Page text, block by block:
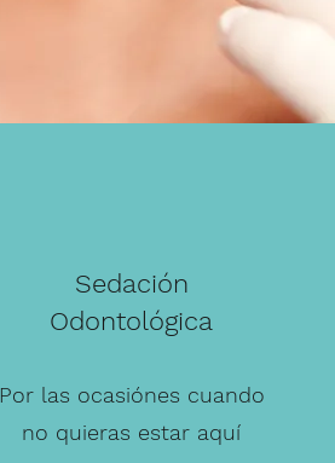
Sedación
Odontológica
Por las ocasiónes cuando
no quieras estar aquí